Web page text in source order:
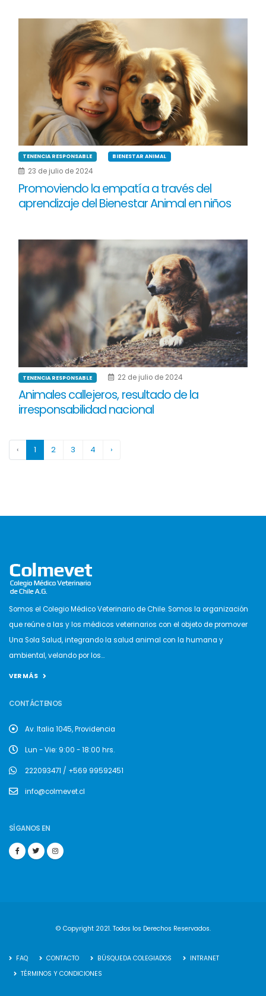
TENENCIA RESPONSABLE BIENESTAR ANIMAL
23 de julio de 2024
Promoviendo la empatía a través del
aprendizaje del Bienestar Animal en niños
TENENCIA RESPONSABLE 22 de julio de 2024
Animales callejeros, resultado de la
irresponsabilidad nacional
‹ 1 2 3 4 ›
Somos el Colegio Médico Veterinario de Chile. Somos la organización
que reúne a las y los médicos veterinarios con el objeto de promover
Una Sola Salud, integrando la salud animal con la humana y
ambiental, velando por los...
VER MÁS
CONTÁCTENOS
Av. Italia 1045, Providencia
Lun - Vie: 9:00 - 18:00 hrs.
222093471 / +569 99592451
info@colmevet.cl
SÍGANOS EN
© Copyright 2021. Todos los Derechos Reservados.
FAQ CONTACTO BÚSQUEDA COLEGIADOS
INTRANET
TÉRMINOS Y CONDICIONES